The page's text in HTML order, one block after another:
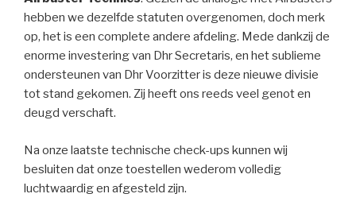
hebben we dezelfde statuten overgenomen, doch merk
op, het is een complete andere afdeling. Mede dankzij de
enorme investering van Dhr Secretaris, en het sublieme
ondersteunen van Dhr Voorzitter is deze nieuwe divisie
tot stand gekomen. Zij heeft ons reeds veel genot en
deugd verschaft.
Na onze laatste technische check-ups kunnen wij
besluiten dat onze toestellen wederom volledig
luchtwaardig en afgesteld zijn.